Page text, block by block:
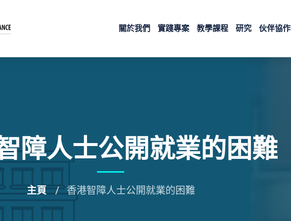
關於我們 實踐專案 教學課程 研究 伙伴協作
障人士公開就業的困難
主頁 香港智障人士公開就業的困難